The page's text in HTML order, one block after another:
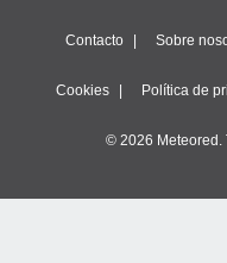
Contacto Sobre
Cookies Política de
© 2026 Meteored.